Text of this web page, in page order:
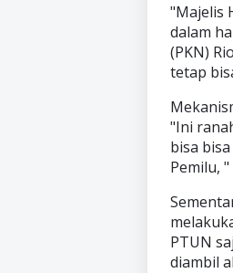
"Majelis
dalam
(PKN)
tetap
"Ini
bisa
Pemilu,
PTUN
diambil